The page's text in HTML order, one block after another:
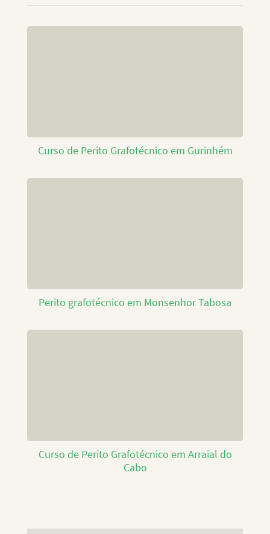
Curso de Perito Grafotécnico em Gurinhém
Perito grafotécnico em Monsenhor Tabosa
Curso de Perito Grafotécnico em Arraial do
Cabo